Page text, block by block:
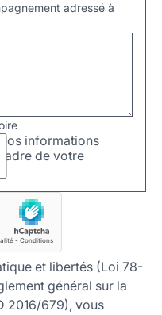
adressé à
informations
de votre
et libertés (Loi 78-
général sur la
2016/679), vous